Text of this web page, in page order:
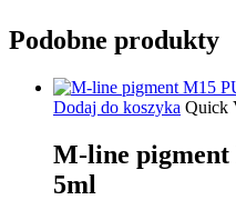
Podobne produkty
Dodaj do koszyka Quick
M-line
5ml